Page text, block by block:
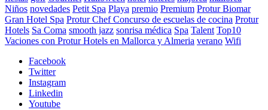
Niños novedades Petit Spa Playa premio Premium Protur Biomar
Gran Hotel Spa Protur Chef Concurso de escuelas de cocina Protur
Hotels Sa Coma smooth jazz sonrisa médica Spa Talent Top10
Vaciones con Protur Hotels en Mallorca y Almeria verano Wifi
Facebook
Twitter
Instagram
Linkedin
Youtube